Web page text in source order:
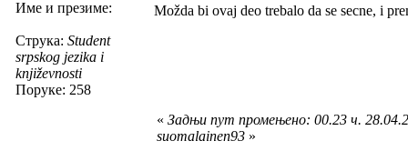
Име и презиме:
Струка: Student
srpskog jezika i
književnosti
Поруке: 258
Možda bi ovaj deo trebalo da se secne, i
« Задњи пут промењено: 00.23 ч.
suomalainen93 »